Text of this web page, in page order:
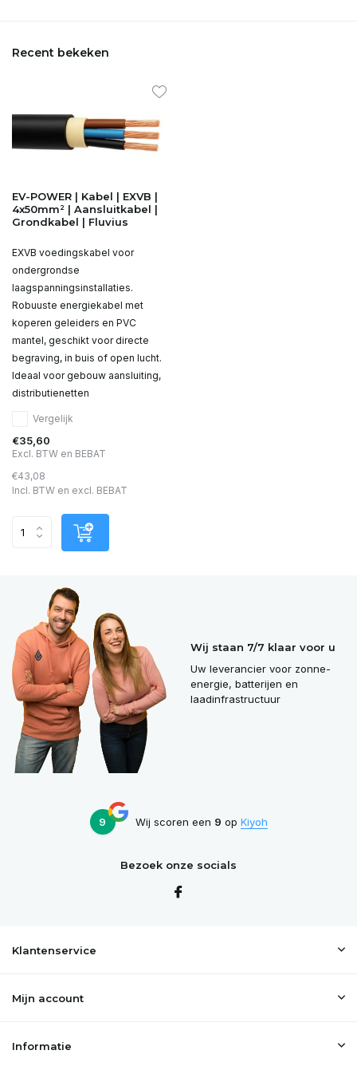
Recent bekeken
EV-POWER | Kabel | EXVB |
4x50mm² | Aansluitkabel |
Grondkabel | Fluvius
EXVB voedingskabel voor
ondergrondse
laagspanningsinstallaties.
Robuuste energiekabel met
koperen geleiders en PVC
mantel, geschikt voor directe
begraving, in buis of open lucht.
Ideaal voor gebouw­ aansluiting,
distributienetten
Vergelijk
€35,60
Excl. BTW en BEBAT
€43,08
Incl. BTW en excl. BEBAT
Wij staan 7/7 klaar voor u
Uw leverancier voor zonne-
energie, batterijen en
laadinfrastructuur
9 Wij scoren een 9 op Kiyoh
Bezoek onze socials
Klantenservice
Mijn account
Informatie